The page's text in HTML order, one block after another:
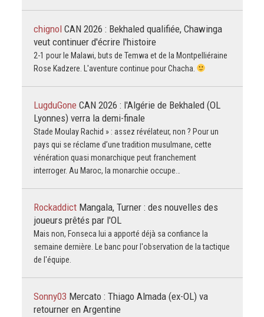
chignol CAN 2026 : Bekhaled qualifiée, Chawinga
veut continuer d'écrire l'histoire
2-1 pour le Malawi, buts de Temwa et de la Montpelliéraine
Rose Kadzere. L'aventure continue pour Chacha.
LugduGone CAN 2026 : l'Algérie de Bekhaled (OL
Lyonnes) verra la demi-finale
Stade Moulay Rachid » : assez révélateur, non ? Pour un
pays qui se réclame d’une tradition musulmane, cette
vénération quasi monarchique peut franchement
interroger. Au Maroc, la monarchie occupe…
Rockaddict Mangala, Turner : des nouvelles des
joueurs prêtés par l'OL
Mais non, Fonseca lui a apporté déjà sa confiance la
semaine dernière. Le banc pour l'observation de la tactique
de l'équipe.
Sonny03 Mercato : Thiago Almada (ex-OL) va
retourner en Argentine